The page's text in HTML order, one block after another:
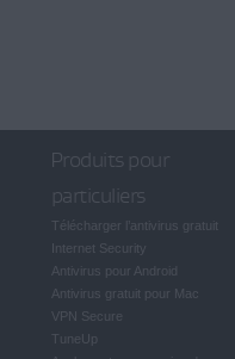
Produits pour
particuliers
Télécharger l’antivirus gratuit
Internet Security
Antivirus pour Android
Antivirus gratuit pour Mac
VPN Secure
TuneUp